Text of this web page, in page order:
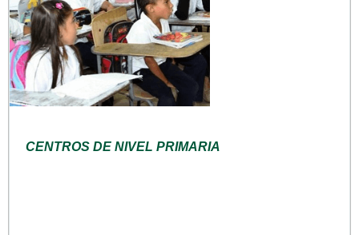
CENTROS DE NIVEL PRIMARIA